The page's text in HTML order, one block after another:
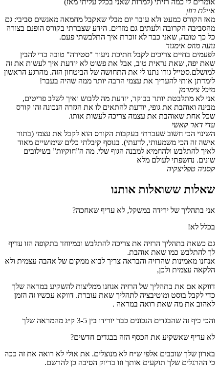
אומרים לי כמה רזיתי (למרות שאני בכלל עליתי מאז)
איילת רוזן
מאז הקורס כמעט ולא עובר יום מבלי שאקבל מחמאה מאנשים סביבי: גם
מהסביבה הקרובה ולעתים גם מזרים. הידע שצברתי בקורס הופנם בצורה
כל כך טובה, שאני כבר לא זוכרת איך התלבשתי פעם.
נועה מוזס אימגור
לפעמים בחיים צריכים לקבל חתיכת ניעור "סטירה" טובה כדי להבין
שאת יפה, שאת נראית טוב, אבל את פשוט לא יודעת איך לעשות את זה
למושלם.סטייל גורו נתנו לי את התחושה של הביטחון הזה. מהרגע הראשון
לימדתן אותי להעריך את עצמי הרבה יותר ממה שהיה בעבר!
מיכל צימרמן
אני לא מתלבטת יותר בבוקר, יודעת מה ללבוש ואיך לשלב פריטים,
מבינה ואוהבת את גופי, יודעת להתאים לו את הגזרה הנכונה זהו קורס
שכל אחת שאוהבת את עצמה צריכה לעשות אותו.
עדי דאר קאשי
השינוי הכי חשוב שעברתי בעקבות הקורס הוא לקבל את עצמי (בתור
אישה זה הכי משמעותי, לדעתי). בנוסף קיבלתי כלים שימושיים מאוד
לאיך להתלבש ולהחמיא למבנה הגוף שלי. מה ה”חוקיות” בשילובים
שונים. נחשפתי לעולם מלא
קסניה טפליצקיה
שאלות ששואלות אותנו
אני בתהליך של ירידה במשקל, לא עדיף שאחכה?
בכלל לא!
גם כשאת בתהליך הרזיה את צריכה להתלבש ובמיוחד בתקופה הזו עדיף
לך להתלבש כמו שאת אוהבת.
אנחנו מאמינות שהרזיה והבראה צריך לבוא ממקום של אהבה עצמית ולא
הלקאה עצמית ולכן,
דווקא אם את בתהליך של הרזיה אנחנו ממליצות להשקיע במראה שלך
כדי לקבל בוסט ומוטיבציה לתהליך שאת עוברת. דווקא עכשיו זה הזמן
לאהוב את מה שאת רואה במראה .
והכי כיף זה שהבגדים הנכונים כבר יורידו בין 3-5 ק״ג מהמראה שלך
לא עדיף שאשקיע את הכסף הזה בבגדים חדשים?
בארון שלך שוכבים אלפי ש״ח לא מנוצלים. את אולי לא רואה את זה ככה
כי ההרגלים שלך תוקעים אותך וזו בדיוק הסיבה כן להרשם.